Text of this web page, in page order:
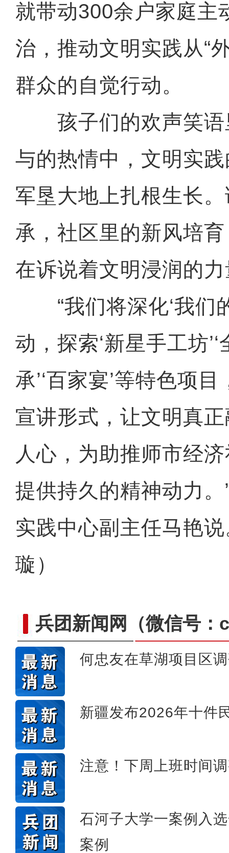
就带动300余户家庭主
治，推动文明实践从“
群众的自觉行动。
孩子们的欢声笑语
与的热情中，文明实
军垦大地上扎根生长
承，社区里的新风培
在诉说着文明浸润的
“我们将深化‘我们
动，探索‘新星手工坊’‘
承’‘百家宴’等特色项
宣讲形式，让文明真
人心，为助推师市经
提供持久的精神动力
实践中心副主任马艳
璇）
兵团新闻网 （微信号
何忠友在草湖项目区
新疆发布2026年十件
注意！下周上班时间
石河子大学一案例入
案例